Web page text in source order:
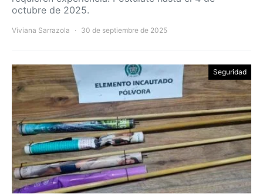
octubre de 2025.
Viviana Sarrazola 30 de septiembre de 2025
Seguridad